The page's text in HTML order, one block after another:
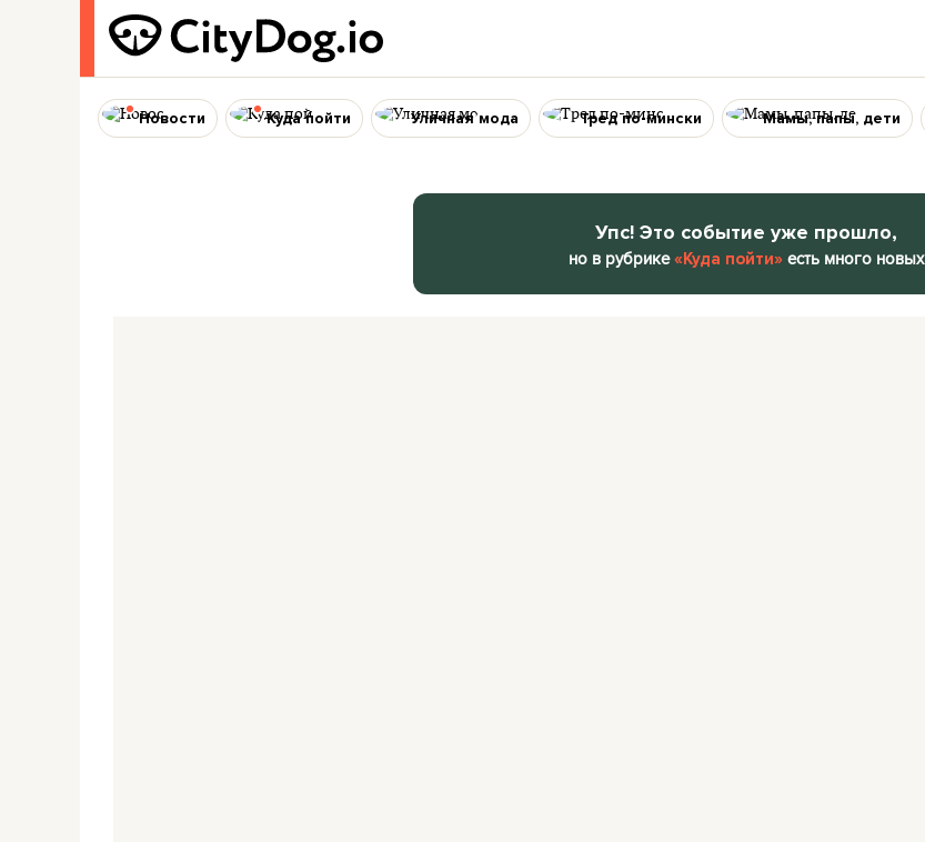
Новости Куда пойти Уличная мода Тред по-мински Мамы, папы, дети
Упс! Это событие уже прошло,
но в рубрике«Куда пойти» есть много новых